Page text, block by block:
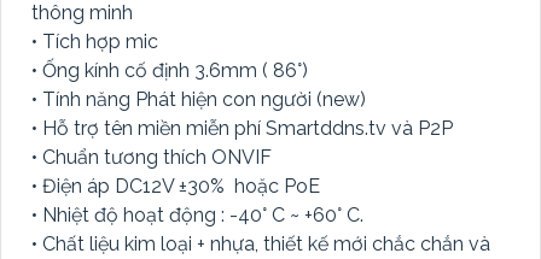
thông minh
• Tích hợp mic
• Ống kính cố định 3.6mm ( 86°)
• Tính năng Phát hiện con người (new)
• Hỗ trợ tên miền miễn phí Smartddns.tv và P2P
• Chuẩn tương thích ONVIF
• Điện áp DC12V ±30% hoặc PoE
• Nhiệt độ hoạt động : -40° C ~ +60° C.
• Chất liệu kim loại + nhựa, thiết kế mới chắc chắn và